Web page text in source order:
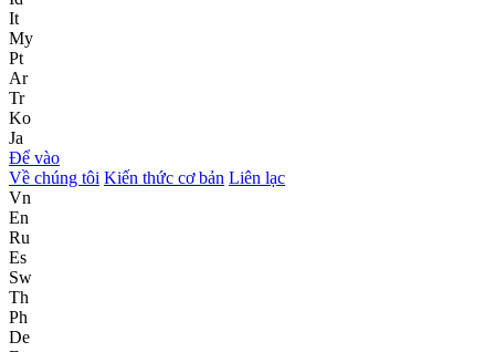
It
My
Pt
Ar
Tr
Ko
Ja
Để vào
Về chúng tôi Kiến thức cơ bản Liên lạc
Vn
En
Ru
Es
Sw
Th
Ph
De